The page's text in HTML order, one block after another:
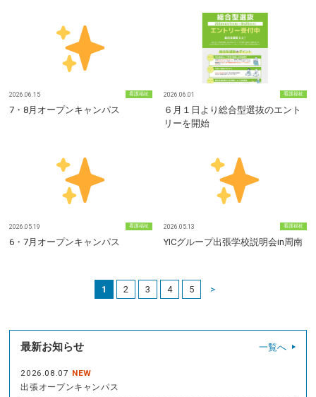
2026.06.15 看護福祉
7・8月オープンキャンパス
2026.06.01 看護福祉
６月１日より総合型選抜のエント
リーを開始
2026.05.19 看護福祉
6・7月オープンキャンパス
2026.05.13 看護福祉
YICグループ出張学校説明会in周南
1 2 3 4 5 >
最新お知らせ 一覧へ
2026.08.07 NEW
出張オープンキャンパス